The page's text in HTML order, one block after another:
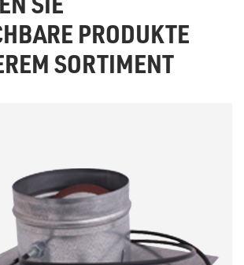
PRODUKTE
SORTIMENT